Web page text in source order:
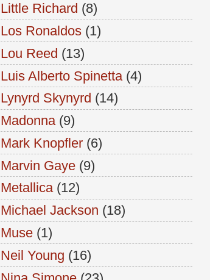
Little Richard (8)
Los Ronaldos (1)
Lou Reed (13)
Luis Alberto Spinetta (4)
Lynyrd Skynyrd (14)
Madonna (9)
Mark Knopfler (6)
Marvin Gaye (9)
Metallica (12)
Michael Jackson (18)
Muse (1)
Neil Young (16)